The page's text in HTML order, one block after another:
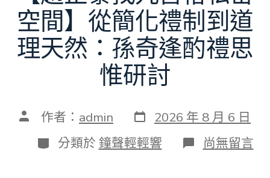
空間】從簡化禮制到道
理天然：孫奇逢酌禮思
惟研討
文 作者： admin 發
表
日
期
2026 年 8 月 6 日
分
類
分類於 鐘聲輕輕響 在
〈【趙
尚無留言